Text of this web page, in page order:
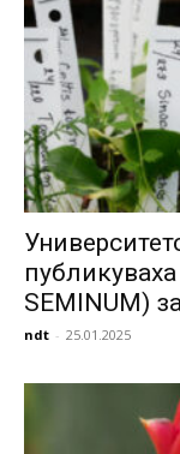
SEMINUM)
ndt - 25.01.2025